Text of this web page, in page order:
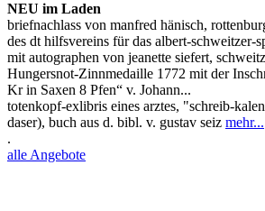
NEU im Laden
briefnachlass von manfred hänisch,
des dt hilfsvereins für das albert-schweitzer-
mit autographen von jeanette siefert,
Hungersnot-Zinnmedaille 1772 mit der
Kr in Saxen 8 Pfen“ v. Johann...
totenkopf-exlibris eines arztes, "schreib-
daser), buch aus d. bibl. v. gustav seiz mehr...
.
alle Angebote